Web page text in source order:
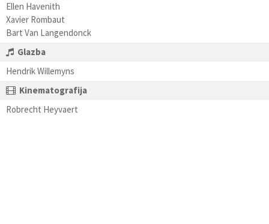
Ellen Havenith
Xavier Rombaut
Bart Van Langendonck
Glazba
Hendrik Willemyns
Kinematografija
Robrecht Heyvaert